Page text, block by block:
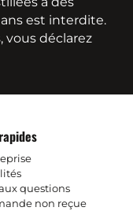
est interdite.
vous déclarez
questions
non reçue